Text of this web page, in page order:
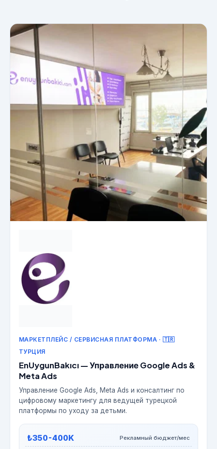
МАРКЕТПЛЕЙС / СЕРВИСНАЯ ПЛАТФОРМА · 🇹🇷
ТУРЦИЯ
EnUygunBakıcı — Управление Google Ads &
Meta Ads
Управление Google Ads, Meta Ads и консалтинг по
цифровому маркетингу для ведущей турецкой
платформы по уходу за детьми.
₺350-400K Рекламный бюджет/мес